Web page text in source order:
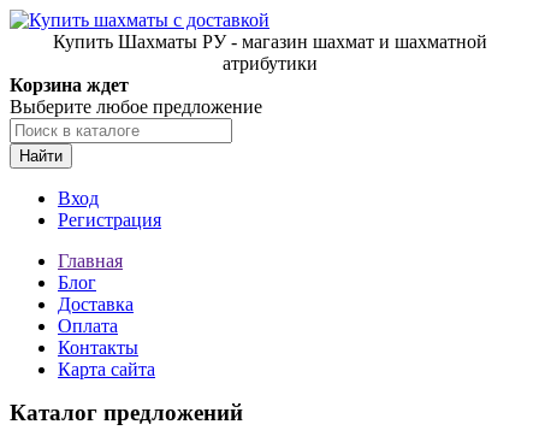
Купить Шахматы РУ - магазин шахмат и шахматной
атрибутики
Корзина ждет
Выберите любое предложение
Найти
Вход
Регистрация
Главная
Блог
Доставка
Оплата
Контакты
Карта сайта
Каталог предложений